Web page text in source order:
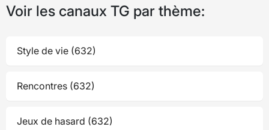
Voir les canaux TG par thème:
Style de vie (632)
Rencontres (632)
Jeux de hasard (632)